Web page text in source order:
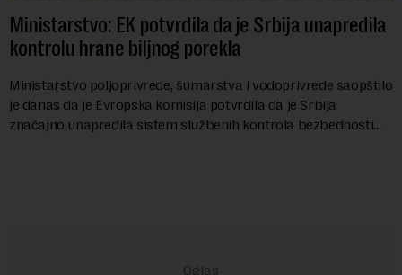
Ministarstvo: EK potvrdila da je Srbija unapredila
kontrolu hrane biljnog porekla
Ministarstvo poljoprivrede, šumarstva i vodoprivrede saopštilo
je danas da je Evropska komisija potvrdila da je Srbija
značajno unapredila sistem službenih kontrola bezbednosti